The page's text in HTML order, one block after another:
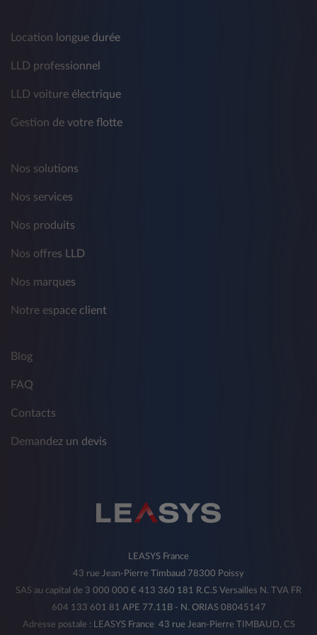
Location longue durée
LLD professionnel
LLD voiture électrique
Gestion de votre flotte
Nos solutions
Nos services
Nos produits
Nos offres LLD
Nos marques
Notre espace client
Blog
FAQ
Contacts
Demandez un devis
LEASYS France
43 rue Jean-Pierre Timbaud 78300 Poissy
SAS au capital de 3 000 000 € 413 360 181 R.C.S Versailles N. TVA FR
604 133 601 81 APE 77.11B - N. ORIAS 08045147
Adresse postale : LEASYS France 43 rue Jean-Pierre TIMBAUD, CS